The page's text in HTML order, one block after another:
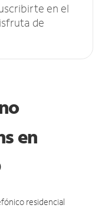
en el
de
en
residencial